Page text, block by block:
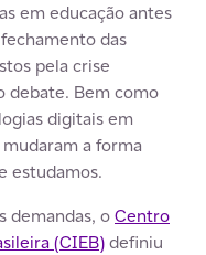
em educação antes
das
pela crise
debate. Bem como
digitais em
a forma
estudamos.
demandas, oCentro
(CIEB)definiu